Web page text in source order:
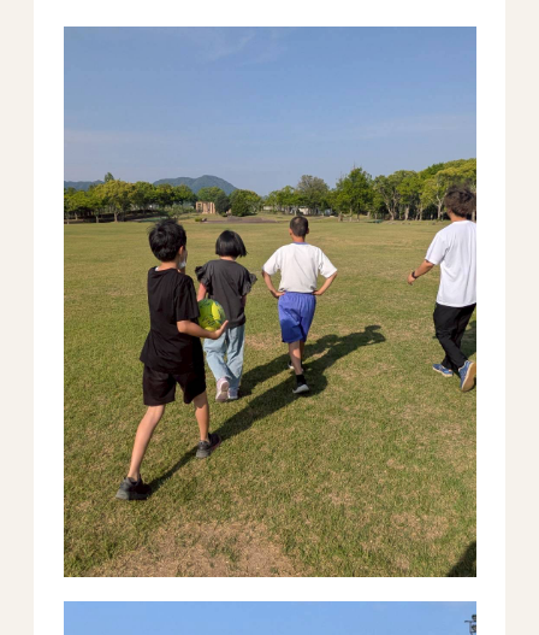
－ オールピース鳥栖事業所
－ 宗像事業所のブログ
－ 福津事業所のブログ
－ 春日事業所のブログ
－ 遠賀事業所のブログ
－ 東郷事業所のブログ
－ 鳥栖事業所のブログ